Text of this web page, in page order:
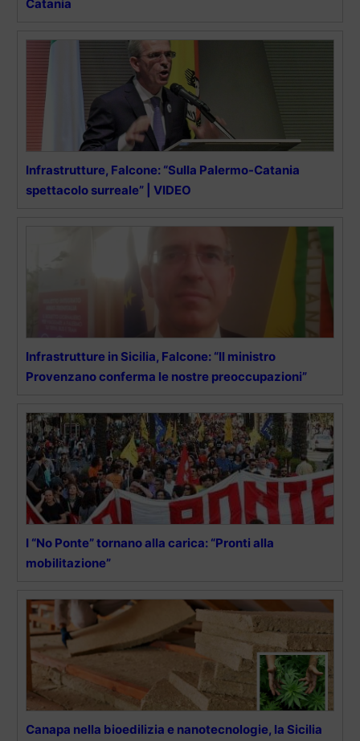
Catania
Infrastrutture, Falcone: “Sulla Palermo-Catania
spettacolo surreale” | VIDEO
Infrastrutture in Sicilia, Falcone: “Il ministro
Provenzano conferma le nostre preoccupazioni”
I “No Ponte” tornano alla carica: “Pronti alla
mobilitazione”
Canapa nella bioedilizia e nanotecnologie, la Sicilia